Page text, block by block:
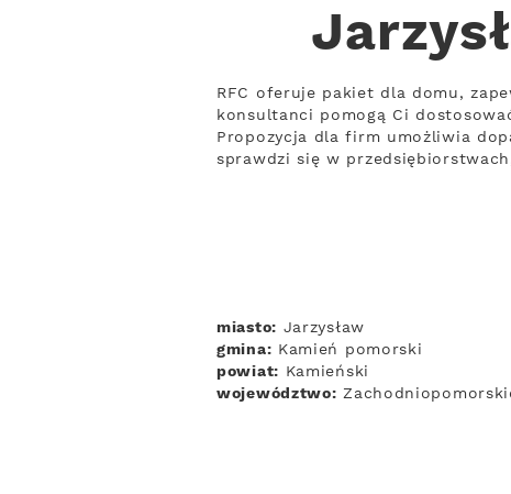
RFC oferuje pakiet dla domu,
konsultanci pomogą Ci
Propozycja dla firm umożliwia
sprawdzi się w
miasto: Jarzysław
gmina: Kamień pomorski
powiat: Kamieński
województwo: